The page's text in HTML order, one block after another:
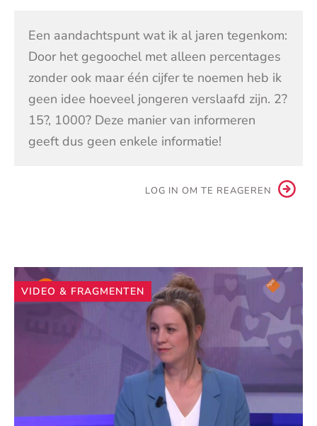
Een aandachtspunt wat ik al jaren tegenkom:
Door het gegoochel met alleen percentages
zonder ook maar één cijfer te noemen heb ik
geen idee hoeveel jongeren verslaafd zijn. 2?
15?, 1000? Deze manier van informeren
geeft dus geen enkele informatie!
LOG IN OM TE REAGEREN
Andere
artikelen
VIDEO & FRAGMENTEN